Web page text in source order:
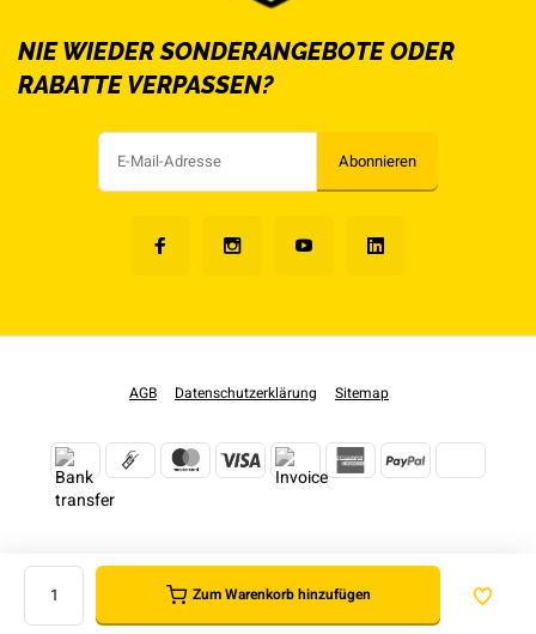
Zum Warenkorb hinzufügen
NIE WIEDER SONDERANGEBOTE ODER
RABATTE VERPASSEN?
Abonnieren
AGB Datenschutzerklärung Sitemap